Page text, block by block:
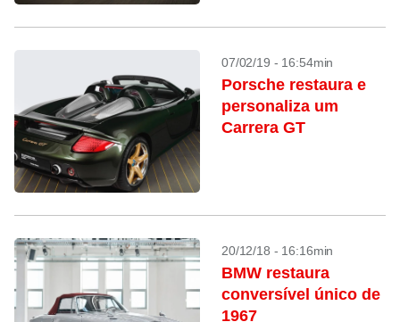
07/02/19 - 16:54min
Porsche restaura e
personaliza um
Carrera GT
20/12/18 - 16:16min
BMW restaura
conversível único de
1967